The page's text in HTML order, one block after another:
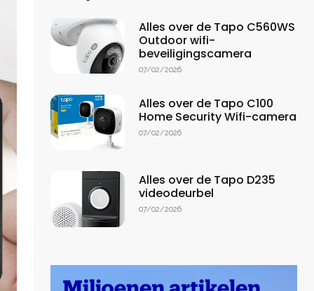
Alles over de Tapo C560WS
Outdoor wifi-
beveiligingscamera
07/02/2026
Alles over de Tapo C100
Home Security Wifi-camera
07/02/2026
Alles over de Tapo D235
videodeurbel
07/02/2026